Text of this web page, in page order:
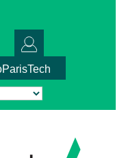
Translate